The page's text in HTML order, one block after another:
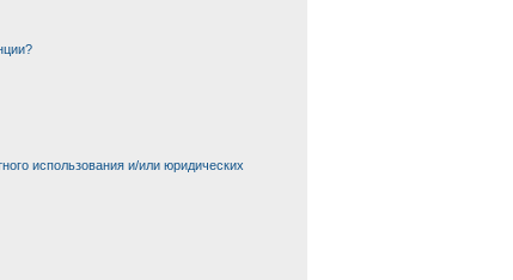
использования и/или юридических